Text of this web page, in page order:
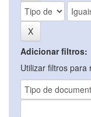
Adicionar filtros:
Utilizar filtros para